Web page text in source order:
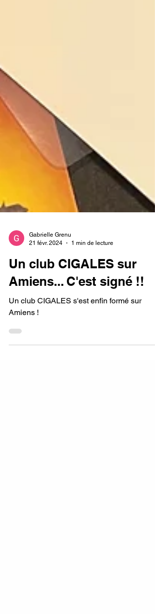
Gabrielle Grenu
21 févr. 2024
1 min de lecture
Un club CIGALES sur
Amiens... C'est signé !!
Un club CIGALES s'est enfin formé sur